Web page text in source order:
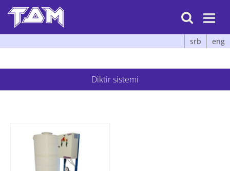

srb eng
Diktir sistemi